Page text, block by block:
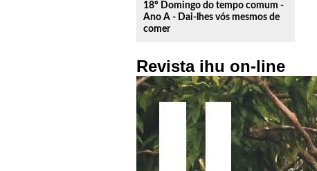
18º Domingo do tempo comum -
Ano A - Dai-lhes vós mesmos de
comer
Revista ihu on-line